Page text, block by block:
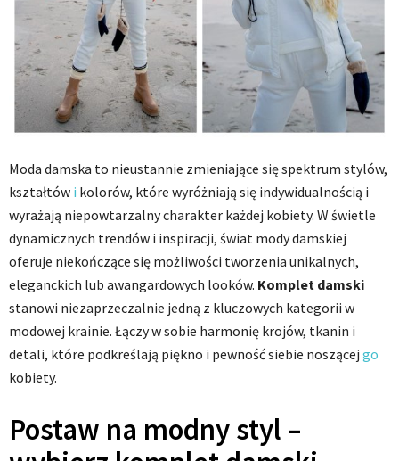
Moda damska to nieustannie zmieniające się spektrum stylów,
kształtów i kolorów, które wyróżniają się indywidualnością i
wyrażają niepowtarzalny charakter każdej kobiety. W świetle
dynamicznych trendów i inspiracji, świat mody damskiej
oferuje niekończące się możliwości tworzenia unikalnych,
eleganckich lub awangardowych looków. Komplet damski
stanowi niezaprzeczalnie jedną z kluczowych kategorii w
modowej krainie. Łączy w sobie harmonię krojów, tkanin i
detali, które podkreślają piękno i pewność siebie noszącej go
kobiety.
Postaw na modny styl –